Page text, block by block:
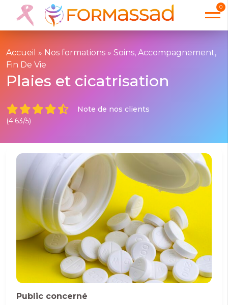
0
Accueil » Nos formations » Soins, Accompagnement,
Fin De Vie
Plaies et cicatrisation
Note de nos clients
(4.63/5)
Public concerné